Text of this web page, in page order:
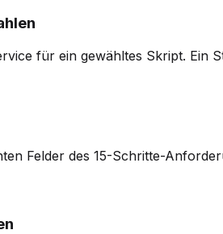
für ein gewähltes Skript. Ein
Felder des 15-Schritte-